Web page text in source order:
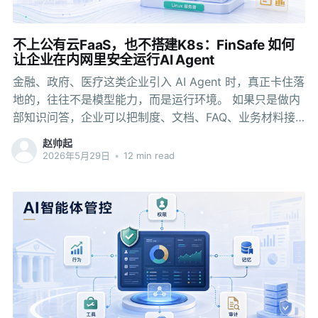
行"和"XX信用卡"两个APP，账户体系不互通、积分体系不
互通、消息推送不互通，办完业务就关掉。运营资源被多
个APP摊薄，迭代节奏被各个业务部门独立规划，版本更
新不同步、活动节奏对不齐，数据分散在多个后台无法打
通。 "按业务线拆APP"
不上公有云FaaS，也不搭建K8s：FinSafe 如何
让企业在内网里安全运行AI Agent
金融、政府、医疗这类企业引入 AI Agent 时，真正卡住落
地的，往往不是模型能力，而是运行环境。 如果只是做内
部知识问答，企业可以把制度、文档、FAQ、业务材料接
入知识库，让员工通过对话检索信息。但当 Agent 开始从
“回答问题”走向“执行任务”，情况会变得复杂。 它可能需
处理。到了这一步，企业必须回答一个很具体的问题：这
些代码和工具调用在哪里运行，怎么隔离，怎么限制资
源，出了问题又怎么审计。 在云原生基础设施成熟的团队
里，这类任务可以交给现有平台处理，比如云端函数、容
器、Kubernetes 集群或专门的代码执行沙箱。但在很多金
融机构、政府单位、医院和大型集团的生产内网里，系统
长期运行在受控环境中，网络出入口、数据流向、第三方
赵帅起
2026年5月29日 • 12 min read